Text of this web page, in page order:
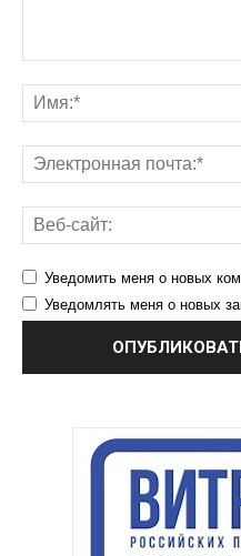
Уведомить меня о новых
Уведомлять меня о новых